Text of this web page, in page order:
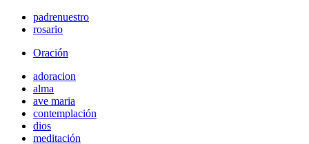
padrenuestro
rosario
Oración
adoracion
alma
ave maria
contemplación
dios
meditación